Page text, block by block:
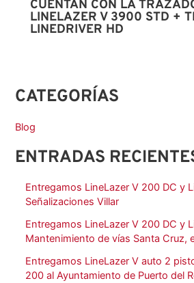
CUENTAN CON LA
LINELAZER V 3900 STD +
LINEDRIVER HD
CATEGORÍAS
Blog
ENTRADAS
Entregamos LineLazer V 200 DC y
Señalizaciones Villar
Entregamos LineLazer V 200 DC y
Mantenimiento de vías Santa Cruz,
Entregamos LineLazer V auto 2
200 al Ayuntamiento de Puerto del